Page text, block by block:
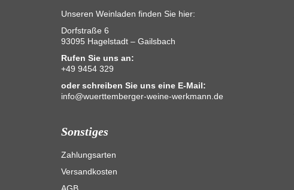
Unseren Weinladen finden Sie hier:
Dorfstraße 6
93095 Hagelstadt – Gailsbach
Rufen Sie uns an:
+49 9454 329
oder schreiben Sie uns eine E-Mail:
info@wuerttemberger-weine-werkmann.de
Sonstiges
Zahlungsarten
Versandkosten